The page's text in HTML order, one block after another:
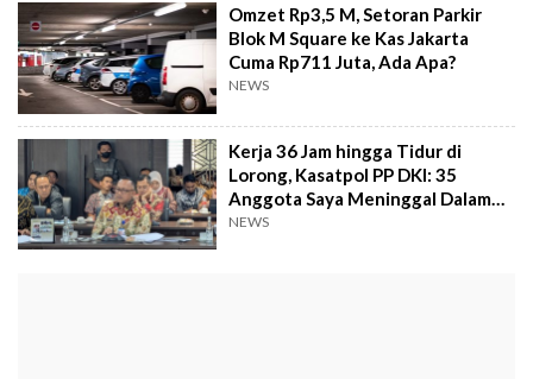
Omzet Rp3,5 M, Setoran Parkir
Blok M Square ke Kas Jakarta
Cuma Rp711 Juta, Ada Apa?
NEWS
Kerja 36 Jam hingga Tidur di
Lorong, Kasatpol PP DKI: 35
Anggota Saya Meninggal Dalam
Setahun!
NEWS